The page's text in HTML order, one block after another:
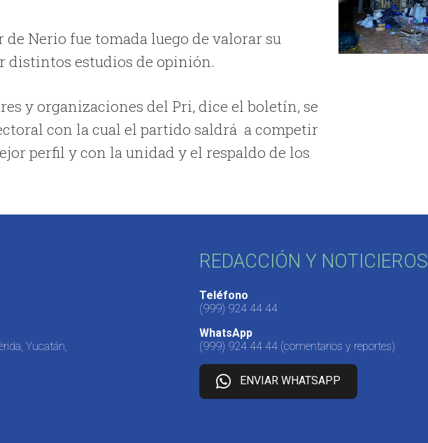
Nerio fue tomada luego de valorar su
distintos estudios de opinión.
y organizaciones del Pri, dice el boletín, se
con la cual el partido saldrá a competir
perfil y con la unidad y el respaldo de los
Yucatán,
REDACCIÓN Y NOTICIEROS
Teléfono
(999) 924 44 44
WhatsApp
(999) 924 44 44 (comentarios y reportes)
ENVIAR WHATSAPP